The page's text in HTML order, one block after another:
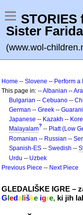
STORIES
Sister Farida
(www.wol-
Home -- Slovene -- Perform a
This page in: --Albanian --
Bulgarian -- Cebuano --
German -- Greek -- Guarani
Japanese -- Kazakh --
Malayalam? -- Platt (Low
Romanian -- Russian --
Spanish-ES -- Swedish --
Urdu -- Uzbek
Previous Piece -- Next Piece
GLEDALIŠKE IGRE –
Gledališke igre, ki jih